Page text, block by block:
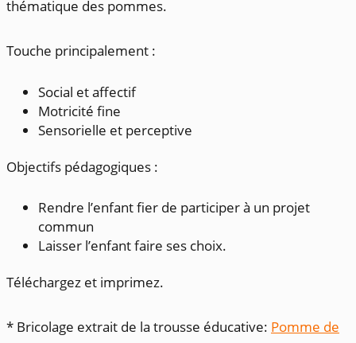
thématique des pommes.
Touche principalement :
Social et affectif
Motricité fine
Sensorielle et perceptive
Objectifs pédagogiques :
Rendre l’enfant fier de participer à un projet
commun
Laisser l’enfant faire ses choix.
Téléchargez et imprimez.
* Bricolage extrait de la trousse éducative: Pomme de